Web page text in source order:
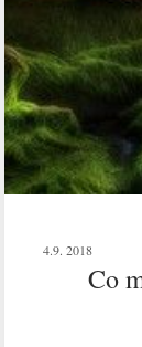
4.9. 2018
Co